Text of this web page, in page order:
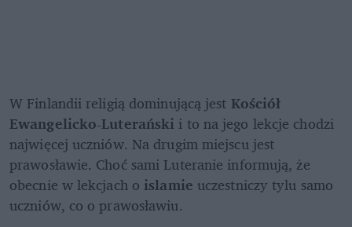
W Finlandii religią dominującą jest Kościół
Ewangelicko-Luterański i to na jego lekcje chodzi
najwięcej uczniów. Na drugim miejscu jest
prawosławie. Choć sami Luteranie informują, że
obecnie w lekcjach o islamie uczestniczy tylu samo
uczniów, co o prawosławiu.